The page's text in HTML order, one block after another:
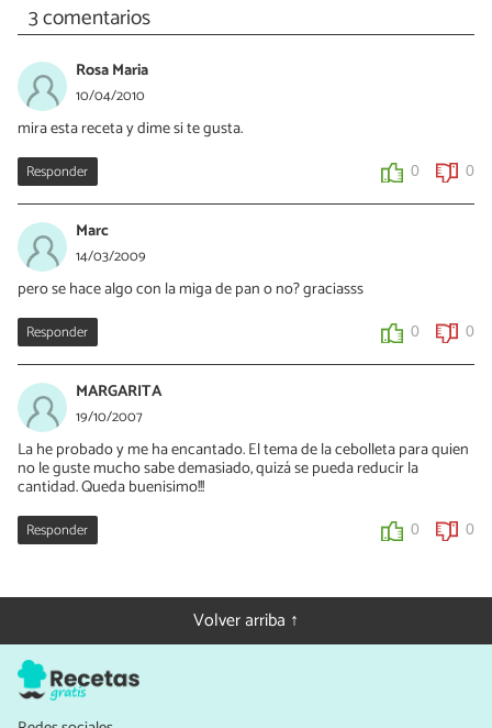
3 comentarios
Rosa Maria
10/04/2010
mira esta receta y dime si te gusta.
Responder 0 0
Marc
14/03/2009
pero se hace algo con la miga de pan o no? graciasss
Responder 0 0
MARGARITA
19/10/2007
La he probado y me ha encantado. El tema de la cebolleta para quien
no le guste mucho sabe demasiado, quizá se pueda reducir la
cantidad. Queda buenisimo!!!
Responder 0 0
Volver arriba ↑